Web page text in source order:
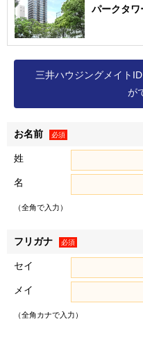
い）。
なお、弊社の個人情報保
つきましては、以下をご覧
個人情報保護方針
個人情報の取扱いについ
個人情報の取得
１．弊社は、資料請求・
に来場いただいた方、な
（以下「お客様」といいま
（以下「お客様情報」とい
＜例として、以下の情報を
• お客様から提供された
子メールアドレス、生年月
提供された一切の情報で、
パークタワ
三井ハウジングメイト
が
お名前 必須
姓
名
（全角で入力）
フリガナ 必須
セイ
メイ
（全角カナで入力）